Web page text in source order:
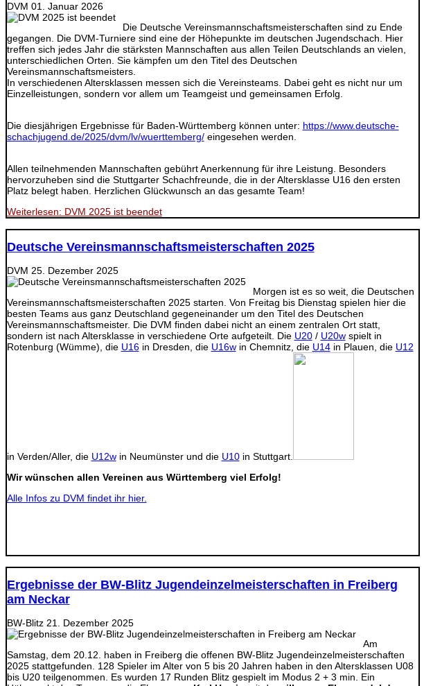
DVM 01. Januar 2026
Die Deutsche Vereinsmannschaftsmeisterschaften sind zu Ende
gegangen. Die DVM-Turniere sind eine der Höhepunkte im deutschen Jugendschach. Hier
treffen sich jedes Jahr die stärksten Mannschaften aus allen Teilen Deutschlands an vielen,
unterschiedlichen Orten. Sie kämpfen um den Titel des Deutschen
Vereinsmannschaftsmeisters.
In verschiedenen Altersklassen messen sich die Vereinsteams. Dabei geht es nicht nur um
Einzelleistungen, sondern vor allem um Teamgeist und gemeinsamen Erfolg.
Die diesjährigen Ergebnisse für Baden-Württemberg können unter: https://www.deutsche-
schachjugend.de/2025/dvm/lv/wuerttemberg/eingesehen werden.
Allen teilnehmenden Mannschaften gebührt Anerkennung für ihre Leistung. Besonders
hervorzuheben sind die Stuttgarter Schachfreunde, die in der Altersklasse U16 den ersten
Platz belegt haben. Herzlichen Glückwunsch an das gesamte Team!
Weiterlesen: DVM 2025 ist beendet
Deutsche Vereinsmannschaftsmeisterschaften 2025
DVM 25. Dezember 2025
Morgen ist es so weit, die Deutschen
Vereinsmannschaftsmeisterschaften 2025 starten. Von Freitag bis Dienstag spielen hier die
besten Teams aus ganz Deutschland gegeneinander um den Titel des Deutschen
Vereinsmannschaftsmeister. Die DVM finden dabei nicht an einem zentralen Ort statt,
sondern ist nach Altersklasse in verschiedene Orte aufgeteilt. Die U20/ U20wspielt in
Rotenburg (Wümme), die U16in Dresden, die U16win Chemnitz, die U14in Plauen, die U12
in Verden/Aller, die U12win Neumünster und die U10in Stuttgart.
Wir wünschen allen Vereinen aus Württemberg viel Erfolg!
Alle Infos zu DVM findet ihr hier.
Ergebnisse der BW-Blitz Jugendeinzelmeisterschaften in Freiberg
am Neckar
BW-Blitz 21. Dezember 2025
Am
Samstag, dem 20.12. haben in Freiberg die offenen BW-Blitz Jugendeinzelmeisterschaften
2025 stattgefunden. 128 Spieler im Alter von 5 bis 20 Jahren haben in den Altersklassen U08
bis U20 teilgenommen. Es wurden 17 Runden Blitz gespielt im Modus 2 + 3 min. Ein